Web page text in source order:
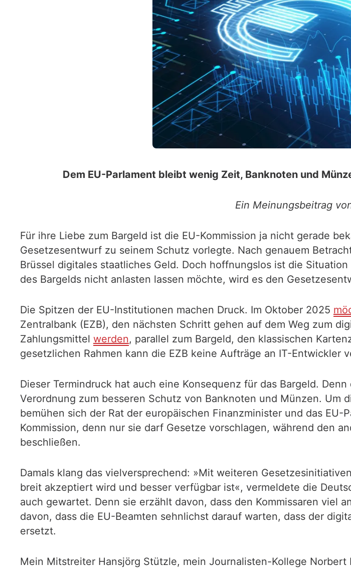
Dem EU-Parlament bleibt wenig Zeit, Banknoten und
Ein Meinungsbeitrag
Für ihre Liebe zum Bargeld ist die EU-Kommission ja nicht gerade
Gesetzesentwurf zu seinem Schutz vorlegte. Nach genauem
Brüssel digitales staatliches Geld. Doch hoffnungslos ist die
des Bargelds nicht anlasten lassen möchte, wird es den
Die Spitzen der EU-Institutionen machen Druck. Im Oktober 2025
Zentralbank (EZB), den nächsten Schritt gehen auf dem Weg zum
Zahlungsmittel werden, parallel zum Bargeld, den klassischen
gesetzlichen Rahmen kann die EZB keine Aufträge an IT-
Dieser Termindruck hat auch eine Konsequenz für das Bargeld.
Verordnung zum besseren Schutz von Banknoten und Münzen. Um
bemühen sich der Rat der europäischen Finanzminister und das
Kommission, denn nur sie darf Gesetze vorschlagen, während den
beschließen.
Damals klang das vielversprechend: »Mit weiteren
breit akzeptiert wird und besser verfügbar ist«, vermeldete die
auch gewartet. Denn sie erzählt davon, dass den Kommissaren viel
davon, dass die EU-Beamten sehnlichst darauf warten, dass der
ersetzt.
Mein Mitstreiter Hansjörg Stützle, mein Journalisten-Kollege